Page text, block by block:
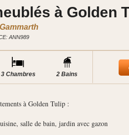
à Golden
ANN989
3 Chambres 2 Bains
à Golden Tulip :
salle de bain, jardin avec gazon